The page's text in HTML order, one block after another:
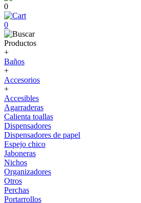
0
0
Productos
+
Baños
+
Accesorios
+
Accesibles
Agarraderas
Calienta toallas
Dispensadores
Dispensadores de papel
Espejo chico
Jaboneras
Nichos
Organizadores
Otros
Perchas
Portarrollos